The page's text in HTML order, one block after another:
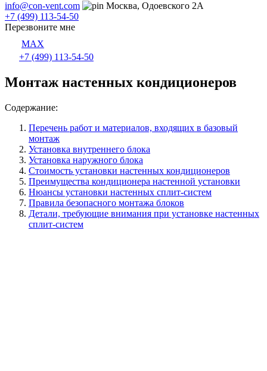
info@con-vent.com
Москва, Одоевского 2А
+7 (499) 113-54-50
Перезвоните мне
MAX
+7 (499) 113-54-50
Монтаж настенных кондиционеров
Содержание:
Перечень работ и материалов, входящих в базовый
монтаж
Установка внутреннего блока
Установка наружного блока
Стоимость установки настенных кондиционеров
Преимущества кондиционера настенной установки
Нюансы установки настенных сплит-систем
Правила безопасного монтажа блоков
Детали, требующие внимания при установке настенных
сплит-систем